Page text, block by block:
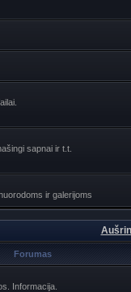
sapnai ir t.t.
ir galerijoms
Forumas
Informacija.